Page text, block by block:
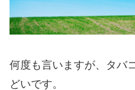
何度も言いますが、タバ
どいです。